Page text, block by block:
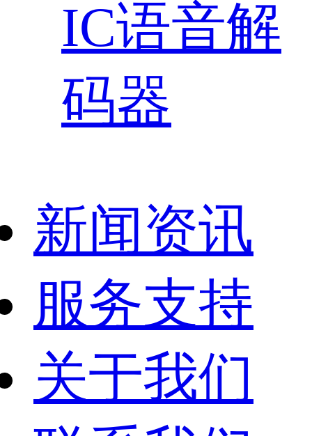
IC语音解
码器
新闻资讯
服务支持
关于我们